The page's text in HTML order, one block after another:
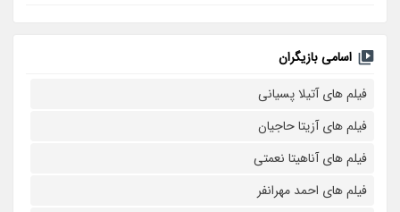
اسامی بازیگران
فیلم های آتیلا پسیانی
فیلم های آزیتا حاجیان
فیلم های آناهیتا نعمتی
فیلم های احمد مهرانفر